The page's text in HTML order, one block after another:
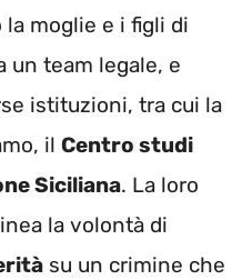
moglie e i figli di
un team legale, e
istituzioni, tra cui la
il Centro studi
Siciliana. La loro
la volontà di
su un crimine che